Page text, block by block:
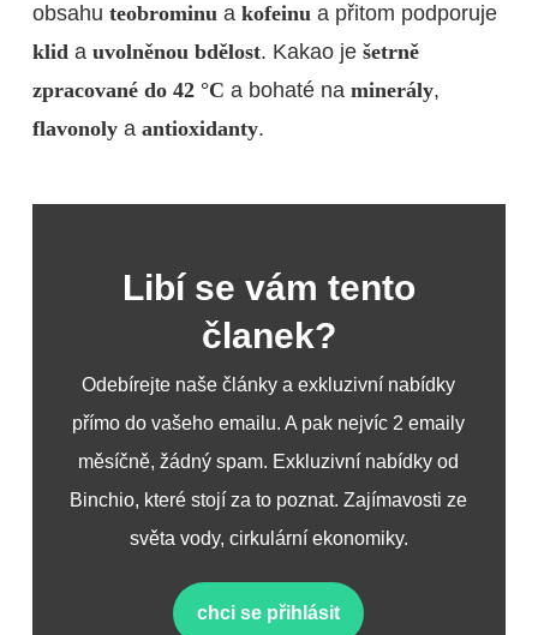
obsahu teobrominua kofeinua přitom podporuje
klida uvolněnou bdělost. Kakao je šetrně
zpracované do 42 °C a bohaté na minerály,
flavonolya antioxidanty.
Libí se vám tento
članek?
Odebírejte naše články a exkluzivní nabídky
přímo do vašeho emailu. A pak nejvíc 2 emaily
měsíčně, žádný spam. Exkluzivní nabídky od
Binchio, které stojí za to poznat. Zajímavosti ze
světa vody, cirkulární ekonomiky.
chci se přihlásit